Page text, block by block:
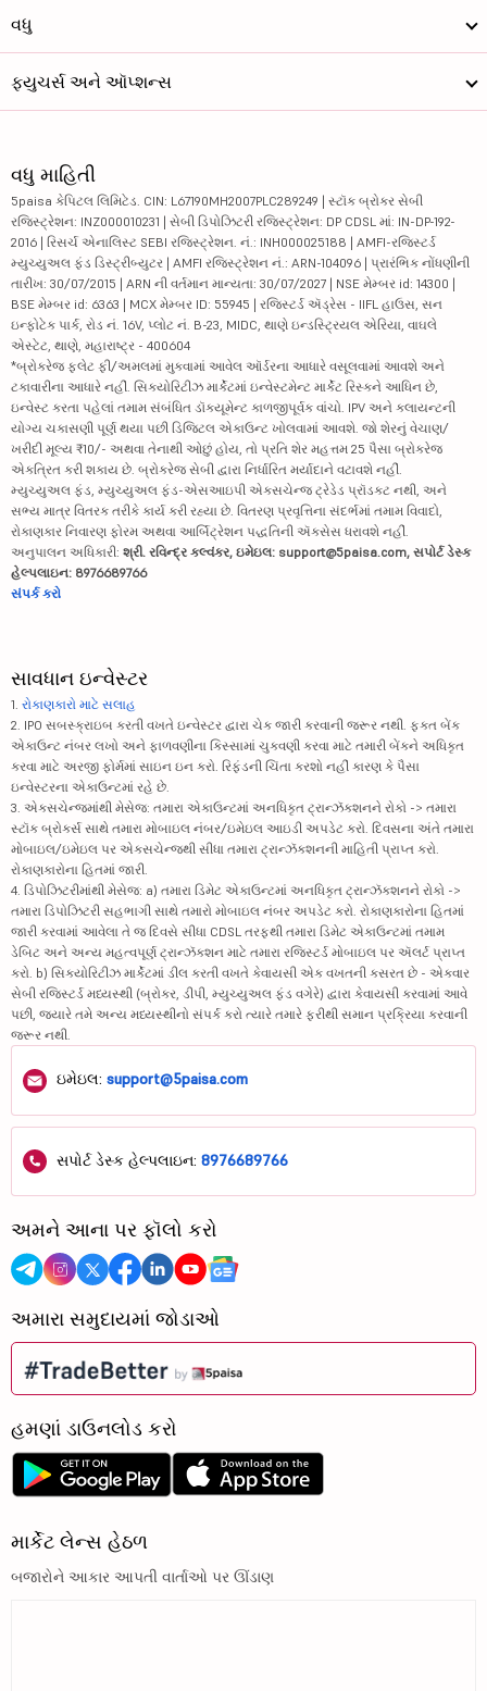
વધુ
ફ્યુચર્સ અને ઑપ્શન્સ
વધુ માહિતી
5paisa કેપિટલ લિમિટેડ. CIN: L67190MH2007PLC289249 | સ્ટૉક બ્રોકર સેબી
રજિસ્ટ્રેશન: INZ000010231 | સેબી ડિપોઝિટરી રજિસ્ટ્રેશન: DP CDSL માં: IN-DP-192-
2016 | રિસર્ચ એનાલિસ્ટ SEBI રજિસ્ટ્રેશન. નં.: INH000025188 | AMFI-રજિસ્ટર્ડ
મ્યુચ્યુઅલ ફંડ ડિસ્ટ્રીબ્યુટર | AMFI રજિસ્ટ્રેશન નં.: ARN-104096 | પ્રારંભિક નોંધણીની
તારીખ: 30/07/2015 | ARN ની વર્તમાન માન્યતા: 30/07/2027 | NSE મેમ્બર id: 14300 |
BSE મેમ્બર id: 6363 | MCX મેમ્બર ID: 55945 | રજિસ્ટર્ડ ઍડ્રેસ - IIFL હાઉસ, સન
ઇન્ફોટેક પાર્ક, રોડ નં. 16V, પ્લોટ નં. B-23, MIDC, થાણે ઇન્ડસ્ટ્રિયલ એરિયા, વાઘલે
એસ્ટેટ, થાણે, મહારાષ્ટ્ર - 400604
*બ્રોકરેજ ફ્લેટ ફી/અમલમાં મુકવામાં આવેલ ઑર્ડરના આધારે વસૂલવામાં આવશે અને
ટકાવારીના આધારે નહીં. સિક્યોરિટીઝ માર્કેટમાં ઇન્વેસ્ટમેન્ટ માર્કેટ રિસ્કને આધિન છે,
ઇન્વેસ્ટ કરતા પહેલાં તમામ સંબંધિત ડૉક્યૂમેન્ટ કાળજીપૂર્વક વાંચો. IPV અને ક્લાયન્ટની
યોગ્ય ચકાસણી પૂર્ણ થયા પછી ડિજિટલ એકાઉન્ટ ખોલવામાં આવશે. જો શેરનું વેચાણ/
ખરીદી મૂલ્ય ₹10/- અથવા તેનાથી ઓછું હોય, તો પ્રતિ શેર મહત્તમ 25 પૈસા બ્રોકરેજ
એકત્રિત કરી શકાય છે. બ્રોકરેજ સેબી દ્વારા નિર્ધારિત મર્યાદાને વટાવશે નહીં.
મ્યુચ્યુઅલ ફંડ, મ્યુચ્યુઅલ ફંડ-એસઆઇપી એક્સચેન્જ ટ્રેડેડ પ્રૉડક્ટ નથી, અને
સભ્ય માત્ર વિતરક તરીકે કાર્ય કરી રહ્યા છે. વિતરણ પ્રવૃત્તિના સંદર્ભમાં તમામ વિવાદો,
રોકાણકાર નિવારણ ફોરમ અથવા આર્બિટ્રેશન પદ્ધતિની ઍક્સેસ ધરાવશે નહીં.
અનુપાલન અધિકારી: શ્રી. રવિન્દ્ર કલ્વંકર, ઇમેઇલ: support@5paisa.com, સપોર્ટ ડેસ્ક
હેલ્પલાઇન: 8976689766
સંપર્ક કરો
સાવધાન ઇન્વેસ્ટર
1. રોકાણકારો માટે સલાહ
2. IPO સબસ્ક્રાઇબ કરતી વખતે ઇન્વેસ્ટર દ્વારા ચેક જારી કરવાની જરૂર નથી. ફક્ત બેંક
એકાઉન્ટ નંબર લખો અને ફાળવણીના કિસ્સામાં ચુકવણી કરવા માટે તમારી બેંકને અધિકૃત
કરવા માટે અરજી ફોર્મમાં સાઇન ઇન કરો. રિફંડની ચિંતા કરશો નહીં કારણ કે પૈસા
ઇન્વેસ્ટરના એકાઉન્ટમાં રહે છે.
3. એક્સચેન્જમાંથી મેસેજ: તમારા એકાઉન્ટમાં અનધિકૃત ટ્રાન્ઝૅક્શનને રોકો -> તમારા
સ્ટૉક બ્રોકર્સ સાથે તમારા મોબાઇલ નંબર/ઇમેઇલ આઇડી અપડેટ કરો. દિવસના અંતે તમારા
મોબાઇલ/ઇમેઇલ પર એક્સચેન્જથી સીધા તમારા ટ્રાન્ઝૅક્શનની માહિતી પ્રાપ્ત કરો.
રોકાણકારોના હિતમાં જારી.
4. ડિપોઝિટરીમાંથી મેસેજ: a) તમારા ડિમેટ એકાઉન્ટમાં અનધિકૃત ટ્રાન્ઝૅક્શનને રોકો ->
તમારા ડિપોઝિટરી સહભાગી સાથે તમારો મોબાઇલ નંબર અપડેટ કરો. રોકાણકારોના હિતમાં
જારી કરવામાં આવેલા તે જ દિવસે સીધા CDSL તરફથી તમારા ડિમેટ એકાઉન્ટમાં તમામ
ડેબિટ અને અન્ય મહત્વપૂર્ણ ટ્રાન્ઝૅક્શન માટે તમારા રજિસ્ટર્ડ મોબાઇલ પર ઍલર્ટ પ્રાપ્ત
કરો. b) સિક્યોરિટીઝ માર્કેટમાં ડીલ કરતી વખતે કેવાયસી એક વખતની કસરત છે - એકવાર
સેબી રજિસ્ટર્ડ મધ્યસ્થી (બ્રોકર, ડીપી, મ્યુચ્યુઅલ ફંડ વગેરે) દ્વારા કેવાયસી કરવામાં આવે
પછી, જ્યારે તમે અન્ય મધ્યસ્થીનો સંપર્ક કરો ત્યારે તમારે ફરીથી સમાન પ્રક્રિયા કરવાની
જરૂર નથી.
ઇમેઇલ: support@5paisa.com
સપોર્ટ ડેસ્ક હેલ્પલાઇન: 8976689766
અમને આના પર ફૉલો કરો
અમારા સમુદાયમાં જોડાઓ
હમણાં ડાઉનલોડ કરો
માર્કેટ લેન્સ હેઠળ
બજારોને આકાર આપતી વાર્તાઓ પર ઊંડાણ